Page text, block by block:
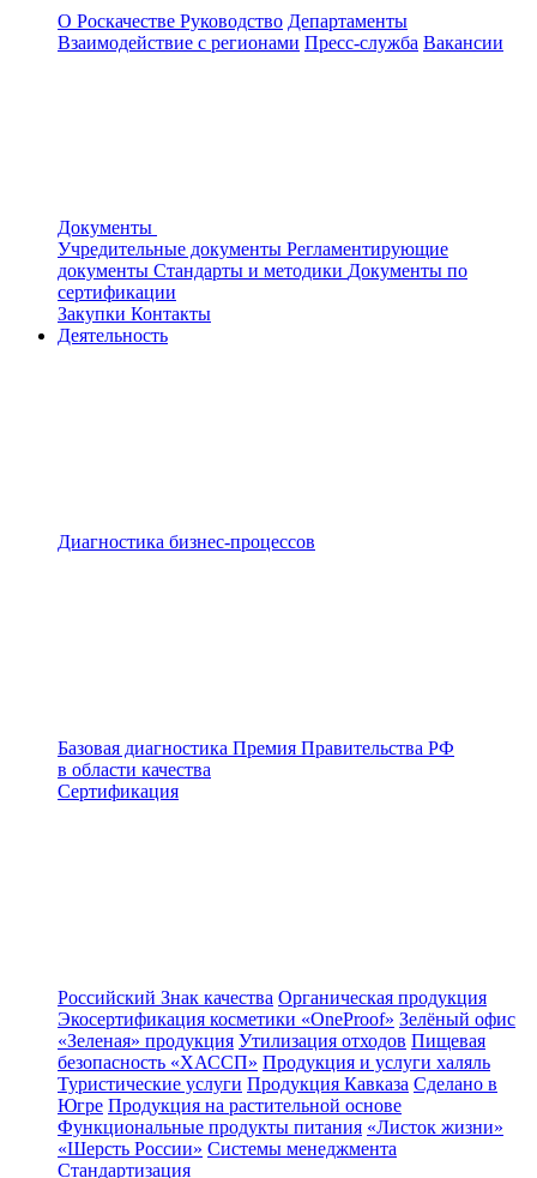
О Роскачестве Руководство Департаменты
Взаимодействие с регионами Пресс-служба Вакансии
Документы
Учредительные документы Регламентирующие
документы Стандарты и методики Документы по
сертификации
Закупки Контакты
Деятельность
Диагностика бизнес-процессов
Базовая диагностика Премия Правительства РФ
в области качества
Сертификация
Российский Знак качества Органическая продукция
Экосертификация косметики «OneProof» Зелёный офис
«Зеленая» продукция Утилизация отходов Пищевая
безопасность «ХАССП» Продукция и услуги халяль
Туристические услуги Продукция Кавказа Сделано в
Югре Продукция на растительной основе
Функциональные продукты питания «Листок жизни»
«Шерсть России» Системы менеджмента
Стандартизация